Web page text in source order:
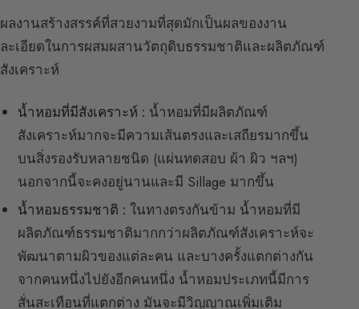
ผลงานสร้างสรรค์ที่สวยงามที่สุดมักเป็นผลของงาน
ละเอียดในการผสมผสานวัตถุดิบธรรมชาติและผลิตภัณฑ์
สังเคราะห์
น้ำหอมที่มีสังเคราะห์ : น้ำหอมที่มีผลิตภัณฑ์
สังเคราะห์มากจะมีความเส้นตรงและเสถียรมากขึ้น
บนสิ่งรองรับหลายชนิด (แผ่นทดสอบ ผ้า ผิว ฯลฯ)
นอกจากนี้จะคงอยู่นานและมี Sillage มากขึ้น
น้ำหอมธรรมชาติ : ในทางตรงกันข้าม น้ำหอมที่มี
ผลิตภัณฑ์ธรรมชาติมากกว่าผลิตภัณฑ์สังเคราะห์จะ
พัฒนาตามผิวของแต่ละคน และบางครั้งแตกต่างกัน
จากคนหนึ่งไปยังอีกคนหนึ่ง น้ำหอมประเภทนี้มีการ
สั่นสะเทือนที่แตกต่าง มันจะมีวิญญาณเพิ่มเติม